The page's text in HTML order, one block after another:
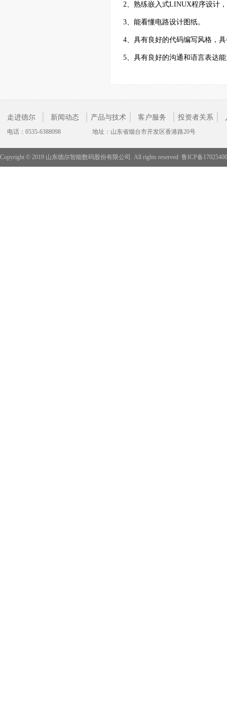
2、熟练嵌入式LINUX程序设计
3、能看懂电路设计图纸。
4、具有良好的代码编写风格，
5、具有良好的沟通和语言表达
走进德尔 新闻动态 产品与技术 客户服务 投资者关系
电话：0535-6388098 地址：山东省烟台市开发区香港路20号
Copyright © 2019 山东德尔智能数码股份有限公司. All rights reserved 鲁ICP备